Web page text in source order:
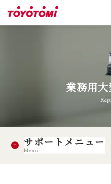
業務用
サポートメニュー
Menu